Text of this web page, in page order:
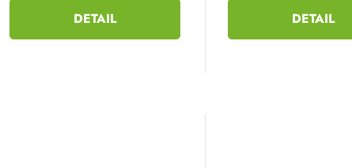
DETAIL DETAIL